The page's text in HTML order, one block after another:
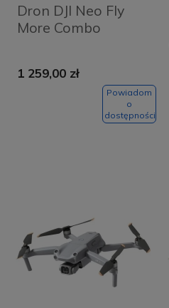
Dron DJI Neo Fly
More Combo
1 259,00 zł
Powiadom
o
dostępności